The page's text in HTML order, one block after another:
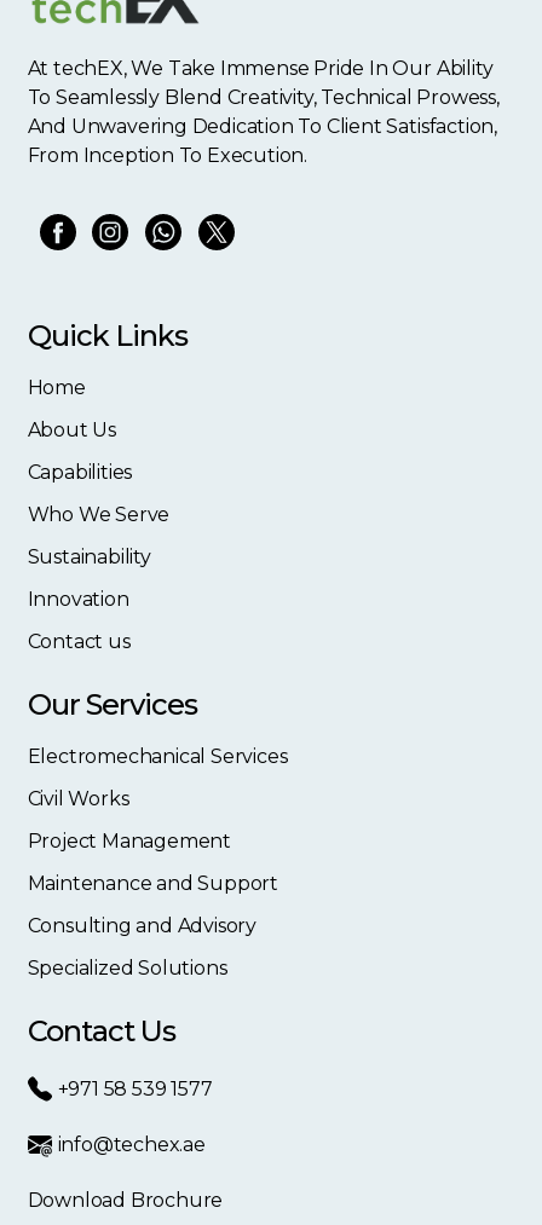
At techEX, We Take Immense Pride In Our Ability
To Seamlessly Blend Creativity, Technical Prowess,
And Unwavering Dedication To Client Satisfaction,
From Inception To Execution.
Quick Links
Home
About Us
Capabilities
Who We Serve
Sustainability
Innovation
Contact us
Our Services
Electromechanical Services
Civil Works
Project Management
Maintenance and Support
Consulting and Advisory
Specialized Solutions
Contact Us
+971 58 539 1577
info@techex.ae
Download Brochure